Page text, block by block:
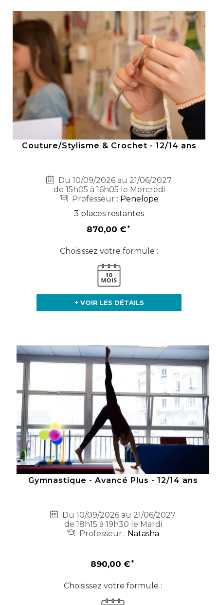
Couture/Stylisme & Crochet - 12/14 ans
Du 10/09/2026 au 21/06/2027
de 15h05 à 16h05 le Mercredi
Professeur : Penelope
3 places restantes
870,00 €
Choisissez votre formule :
+ VOIR LES DÉTAILS
Gymnastique - Avancé Plus - 12/14 ans
Du 10/09/2026 au 21/06/2027
de 18h15 à 19h30 le Mardi
Professeur : Natasha
890,00 €
Choisissez votre formule :